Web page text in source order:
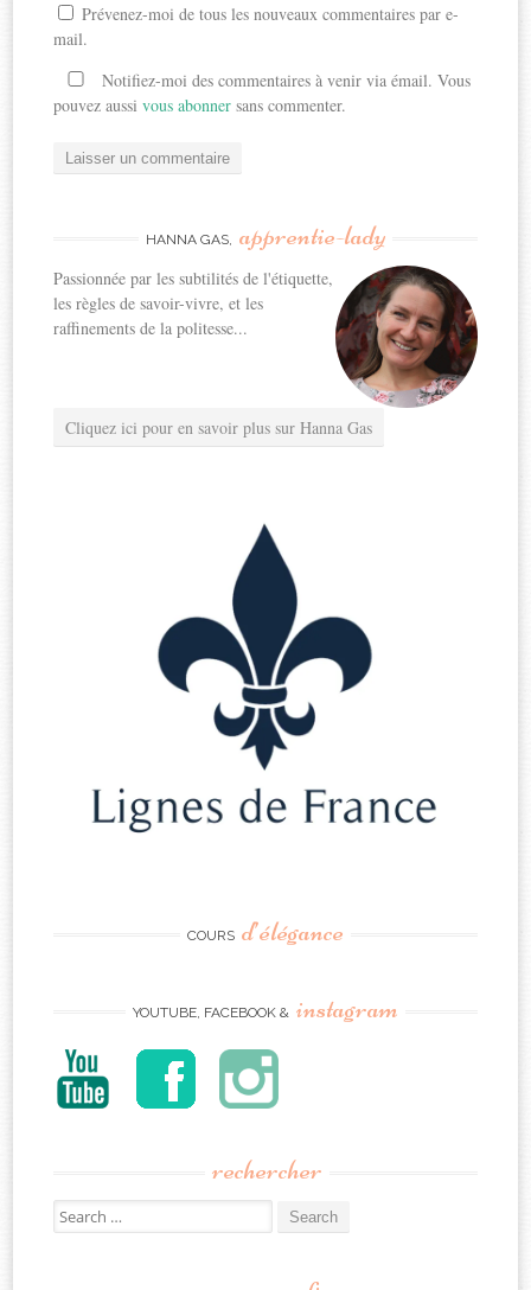
Prévenez-moi de tous les nouveaux commentaires par e-
mail.
Notifiez-moi des commentaires à venir via émail. Vous
pouvez aussivous abonner sans commenter.
HANNA GAS, apprentie-lady
Passionnée par les subtilités de l'étiquette,
les règles de savoir-vivre, et les
raffinements de la politesse...
Cliquez ici pour en savoir plus sur Hanna Gas
COURS d’élégance
YOUTUBE, FACEBOOK & instagram
rechercher
Search
for: